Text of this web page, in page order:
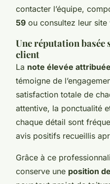
contacter l’équipe,
59 ou consultez leur
Une réputation
client
La note élevée
témoigne de
satisfaction totale de
attentive, la ponctualité
chaque détail sont
avis positifs recueillis
Grâce à ce
conserve une position